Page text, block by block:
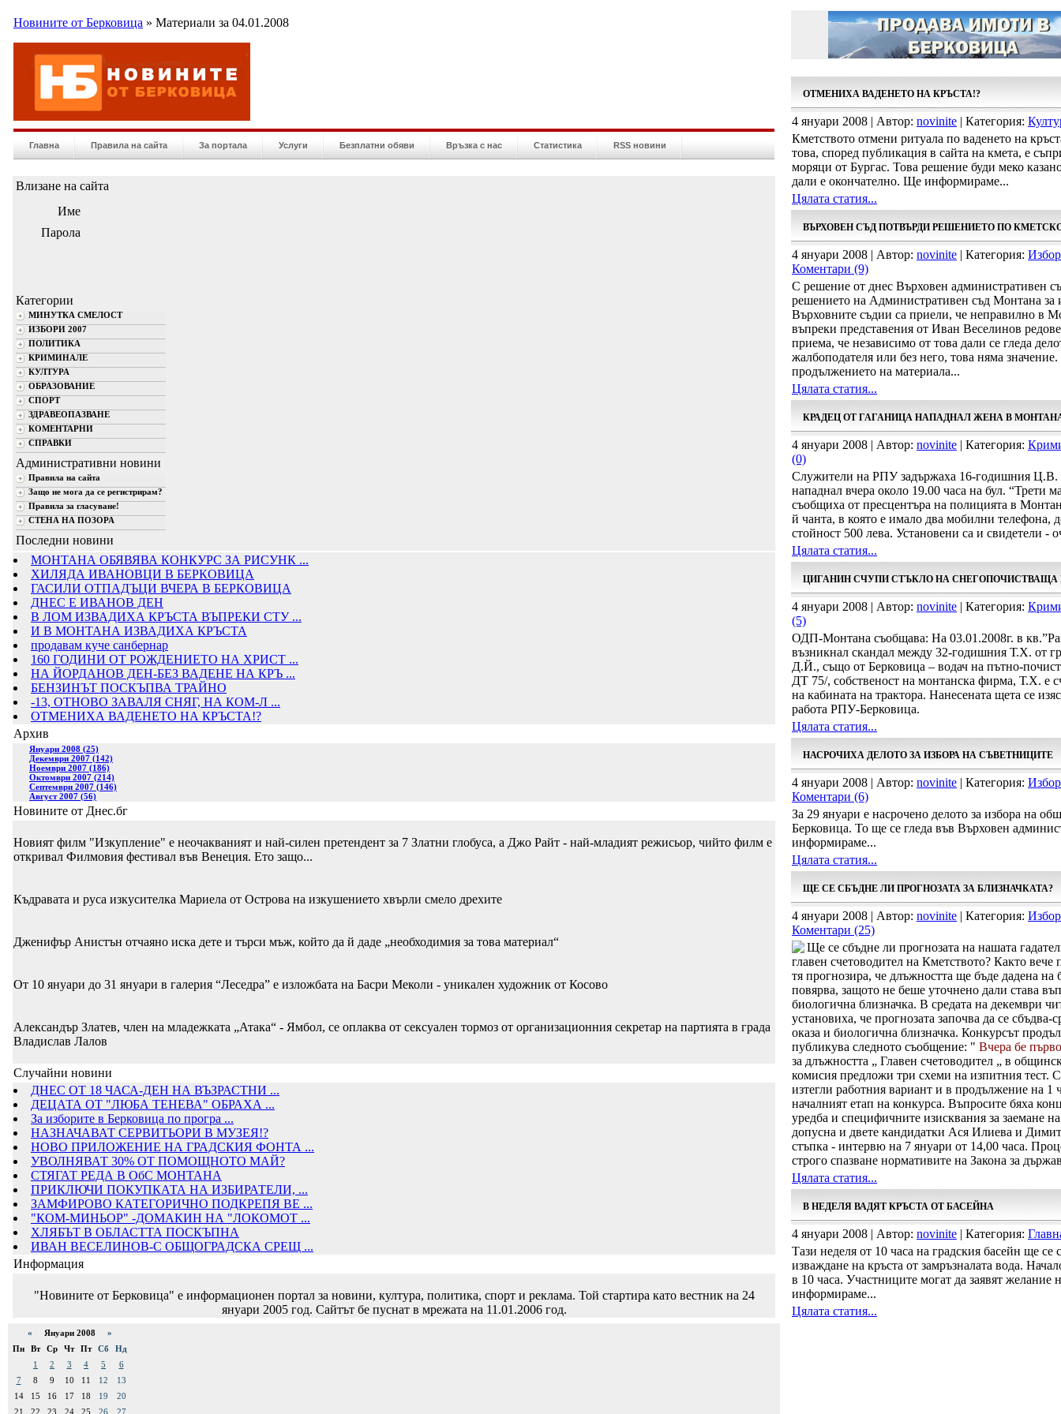
Новините от Берковица » Материали за 04.01.2008
Главна Правила на сайта За портала Услуги Безплатни обяви Връзка с нас Статистика RSS новини
Влизане на сайта
Име
Парола
Категории
МИНУТКА СМЕЛОСТ
ИЗБОРИ 2007
ПОЛИТИКА
КРИМИНАЛЕ
КУЛТУРА
ОБРАЗОВАНИЕ
СПОРТ
ЗДРАВЕОПАЗВАНЕ
КОМЕНТАРНИ
СПРАВКИ
Административни новини
Правила на сайта
Защо не мога да се регистрирам?
Правила за гласуване!
СТЕНА НА ПОЗОРА
Последни новини
МОНТАНА ОБЯВЯВА КОНКУРС ЗА РИСУНК ...
ХИЛЯДА ИВАНОВЦИ В БЕРКОВИЦА
ГАСИЛИ ОТПАДЪЦИ ВЧЕРА В БЕРКОВИЦА
ДНЕС Е ИВАНОВ ДЕН
В ЛОМ ИЗВАДИХА КРЪСТА ВЪПРЕКИ СТУ ...
И В МОНТАНА ИЗВАДИХА КРЪСТА
продавам куче санбернар
160 ГОДИНИ ОТ РОЖДЕНИЕТО НА ХРИСТ ...
НА ЙОРДАНОВ ДЕН-БЕЗ ВАДЕНЕ НА КРЪ ...
БЕНЗИНЪТ ПОСКЪПВА ТРАЙНО
-13, ОТНОВО ЗАВАЛЯ СНЯГ, НА КОМ-Л ...
ОТМЕНИХА ВАДЕНЕТО НА КРЪСТА!?
Архив
Януари 2008 (25)
Декември 2007 (142)
Ноември 2007 (186)
Октомври 2007 (214)
Септември 2007 (146)
Август 2007 (56)
Новините от Днес.бг
Новият филм "Изкупление" е неочакваният и най-силен претендент за 7 Златни глобуса, а Джо Райт - най-младият режисьор, чийто филм е
откривал Филмовия фестивал във Венеция. Ето защо...
Къдравата и руса изкусителка Мариела от Острова на изкушението хвърли смело дрехите
Дженифър Анистън отчаяно иска дете и търси мъж, който да й даде „необходимия за това материал“
От 10 януари до 31 януари в галерия “Леседра” е изложбата на Басри Меколи - уникален художник от Косово
Александър Златев, член на младежката „Атака“ - Ямбол, се оплаква от сексуален тормоз от организационния секретар на партията в града
Владислав Лалов
Случайни новини
ДНЕС ОТ 18 ЧАСА-ДЕН НА ВЪЗРАСТНИ ...
ДЕЦАТА ОТ "ЛЮБА ТЕНЕВА" ОБРАХА ...
За изборите в Берковица по програ ...
НАЗНАЧАВАТ СЕРВИТЬОРИ В МУЗЕЯ!?
НОВО ПРИЛОЖЕНИЕ НА ГРАДСКИЯ ФОНТА ...
УВОЛНЯВАТ 30% ОТ ПОМОЩНОТО МАЙ?
СТЯГАТ РЕДА В ОбС МОНТАНА
ПРИКЛЮЧИ ПОКУПКАТА НА ИЗБИРАТЕЛИ, ...
ЗАМФИРОВО КАТЕГОРИЧНО ПОДКРЕПЯ ВЕ ...
"КОМ-МИНЬОР" -ДОМАКИН НА "ЛОКОМОТ ...
ХЛЯБЪТ В ОБЛАСТТА ПОСКЪПНА
ИВАН ВЕСЕЛИНОВ-С ОБЩОГРАДСКА СРЕЩ ...
Информация
"Новините от Берковица" е информационен портал за новини, култура, политика, спорт и реклама. Той стартира като вестник на 24
януари 2005 год. Сайтът бе пуснат в мрежата на 11.01.2006 год.
ОТМЕНИХА ВАДЕНЕТО НА КРЪСТА!?
4 януари 2008 | Автор: novinite | Категория:
Кметството отмени ритуала по ваденето на
това, според публикация в сайта на кмета, е
моряци от Бургас. Това решение буди меко
дали е окончателно. Ще информираме...
Цялата статия...
ВЪРХОВЕН СЪД ПОТВЪРДИ РЕШЕНИЕТО ПО
4 януари 2008 | Автор: novinite | Категория:
Коментари (9)
С решение от днес Върховен административен
решението на Административен съд Монтана за
Върховните съдии са приели, че неправилно в
въпреки представения от Иван Веселинов
приема, че независимо от това дали се гледа
жалбоподателя или без него, това няма
продължението на материала...
Цялата статия...
КРАДЕЦ ОТ ГАГАНИЦА НАПАДНАЛ ЖЕНА В
4 януари 2008 | Автор: novinite | Категория:
(0)
Служители на РПУ задържаха 16-годишния Ц.В.
нападнал вчера около 19.00 часа на бул. “Трети
съобщиха от пресцентъра на полицията в
й чанта, в която е имало два мобилни телефона,
стойност 500 лева. Установени са и свидетели -
Цялата статия...
ЦИГАНИН СЧУПИ СТЪКЛО НА
4 януари 2008 | Автор: novinite | Категория:
(5)
ОДП-Монтана съобщава: На 03.01.2008г. в
възникнал скандал между 32-годишния Т.Х. от
Д.Й., също от Берковица – водач на пътно-
ДТ 75/, собственост на монтанска фирма, Т.Х. е
на кабината на трактора. Нанесената щета се
работа РПУ-Берковица.
Цялата статия...
НАСРОЧИХА ДЕЛОТО ЗА ИЗБОРА НА СЪВЕТНИЦИТЕ
4 януари 2008 | Автор: novinite | Категория:
Коментари (6)
За 29 януари е насрочено делото за избора на
Берковица. То ще се гледа във Върховен
информираме...
Цялата статия...
ЩЕ СЕ СБЪДНЕ ЛИ ПРОГНОЗАТА ЗА БЛИЗНАЧКАТА?
4 януари 2008 | Автор: novinite | Категория:
Коментари (25)
Ще се сбъдне ли прогнозата на нашата
главен счетоводител на Кметството? Както
тя прогнозира, че длъжността ще бъде дадена на
повярва, защото не беше уточнено дали става
биологична близначка. В средата на декември
установиха, че прогнозата започва да се сбъдва-
оказа и биологична близначка. Конкурсът
публикува следното съобщение: " Вчера бе
за длъжността „ Главен счетоводител „ в
комисия предложи три схеми на изпитния тест.
изтегли работния вариант и в продължение на 1
началният етап на конкурса. Въпросите бяха
уредба и специфичните изисквания за заемане
допусна и двете кандидатки Ася Илиева и
стъпка - интервю на 7 януари от 14,00 часа.
строго спазване нормативите на Закона за
Цялата статия...
В НЕДЕЛЯ ВАДЯТ КРЪСТА ОТ БАСЕЙНА
4 януари 2008 | Автор: novinite | Категория:
Тази неделя от 10 часа на градския басейн ще се
изваждане на кръста от замръзналата вода.
в 10 часа. Участниците могат да заявят
информираме...
Цялата статия...
« Януари 2008 »
Пн
Вт Ср Чт Пт Сб
Нд
1
2 3 4 5
6
7
8 9 10 11 12
13
14
15 16 17 18 19
20
21
22 23 24 25 26
27